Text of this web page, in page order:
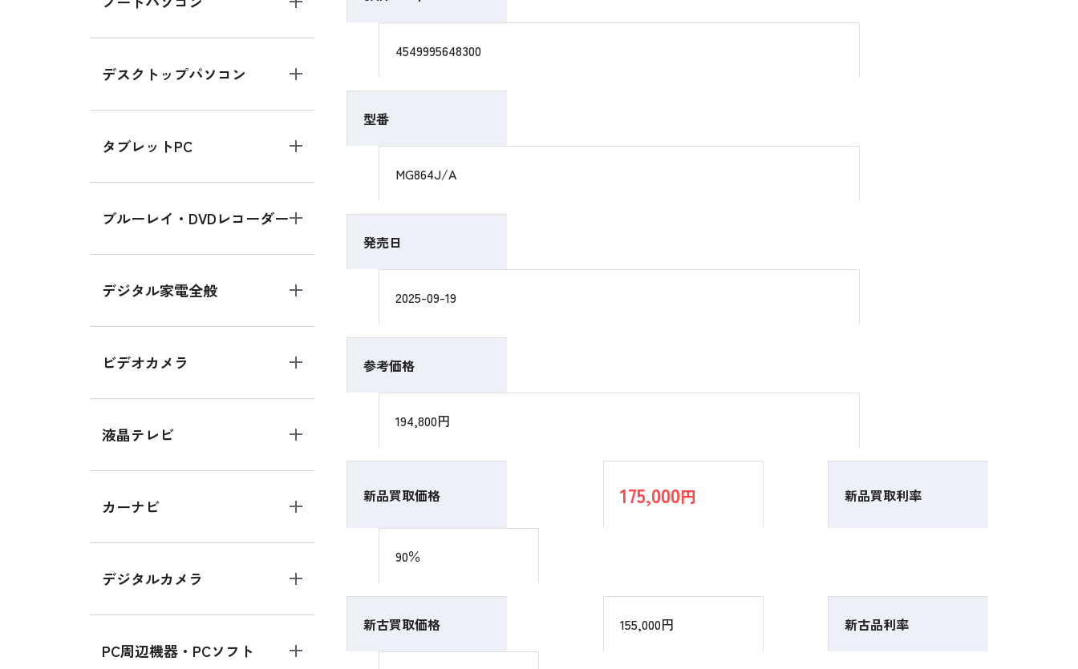
デスクトップパソコン
タブレットPC
ブルーレイ・DVDレコーダー
デジタル家電全般
ビデオカメラ
液晶テレビ
カーナビ
デジタルカメラ
PC周辺機器・PCソフト
4549995648300
型番
MG864J/A
発売日
2025-09-19
参考価格
194,800円
新品買取価格 175,000円 新品買取利率
90％
新古買取価格 155,000円 新古品利率